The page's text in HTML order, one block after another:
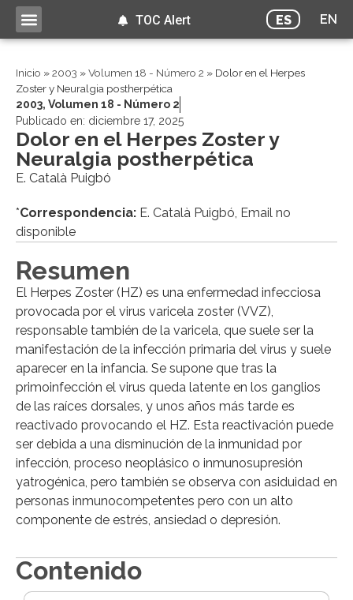
ES EN
TOC Alert
Inicio »2003 »Volumen 18 - Número 2 » Dolor en el Herpes
Zoster y Neuralgia postherpética
2003, Volumen 18 - Número 2
Publicado en: diciembre 17, 2025
Dolor en el Herpes Zoster y
Neuralgia postherpética
E. Català Puigbó
*Correspondencia: E. Català Puigbó, Email no
disponible
Resumen
El Herpes Zoster (HZ) es una enfermedad infecciosa
provocada por el virus varicela zoster (VVZ),
responsable también de la varicela, que suele ser la
manifestación de la infección primaria del virus y suele
aparecer en la infancia. Se supone que tras la
primoinfección el virus queda latente en los ganglios
de las raíces dorsales, y unos años más tarde es
reactivado provocando el HZ. Esta reactivación puede
ser debida a una disminución de la inmunidad por
infección, proceso neoplásico o inmunosupresión
yatrogénica, pero también se observa con asiduidad en
personas inmunocompetentes pero con un alto
componente de estrés, ansiedad o depresión.
Contenido